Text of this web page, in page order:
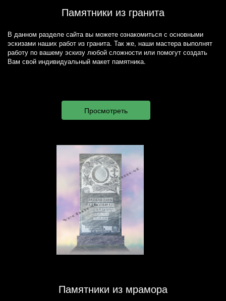
Памятники из гранита
В данном разделе сайта вы можете ознакомиться с основными
эскизами наших работ из гранита. Так же, наши мастера выполнят
работу по вашему эскизу любой сложности или помогут создать
Вам свой индивидуальный макет памятника.
Памятники из мрамора